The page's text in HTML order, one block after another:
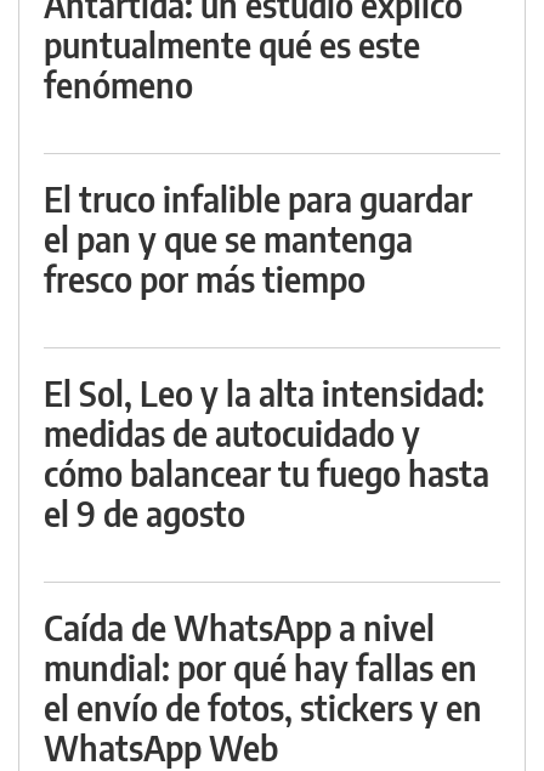
puntualmente qué es este
fenómeno
El truco infalible para guardar
el pan y que se mantenga
fresco por más tiempo
El Sol, Leo y la alta intensidad:
medidas de autocuidado y
cómo balancear tu fuego hasta
el 9 de agosto
Caída de WhatsApp a nivel
mundial: por qué hay fallas en
el envío de fotos, stickers y en
WhatsApp Web